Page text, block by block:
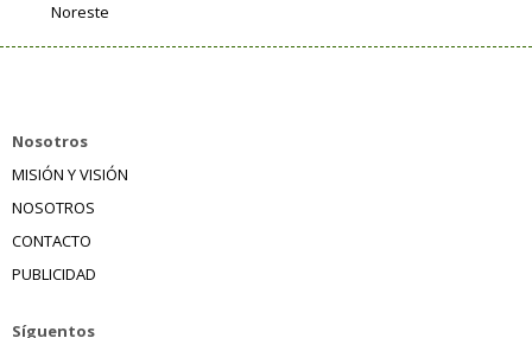
Noreste
Nosotros
MISIÓN Y VISIÓN
NOSOTROS
CONTACTO
PUBLICIDAD
Síguentos